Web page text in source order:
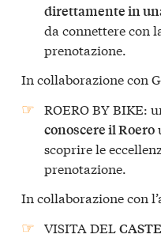
direttamente in
da connettere con
prenotazione.
In collaborazione con
ROERO BY BIKE:
conoscere il Roero
scoprire le
prenotazione.
In collaborazione con
VISITA DEL